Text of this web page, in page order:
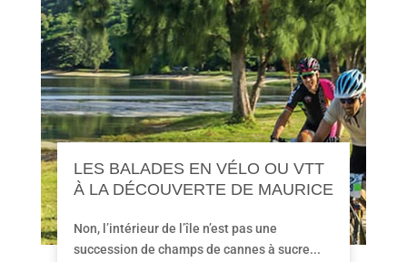
LES BALADES EN VÉLO OU VTT
À LA DÉCOUVERTE DE MAURICE
Non, l’intérieur de l’île n’est pas une
succession de champs de cannes à sucre...